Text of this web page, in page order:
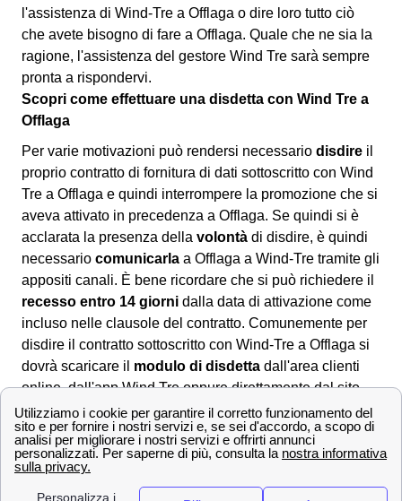
l'assistenza di Wind-Tre a Offlaga o dire loro tutto ciò
che avete bisogno di fare a Offlaga. Quale che ne sia la
ragione, l'assistenza del gestore Wind Tre sarà sempre
pronta a rispondervi.
Scopri come effettuare una disdetta con Wind Tre a
Offlaga
Per varie motivazioni può rendersi necessario disdire il
proprio contratto di fornitura di dati sottoscritto con Wind
Tre a Offlaga e quindi interrompere la promozione che si
aveva attivato in precedenza a Offlaga. Se quindi si è
acclarata la presenza della volontà di disdire, è quindi
necessario comunicarla a Offlaga a Wind-Tre tramite gli
appositi canali. È bene ricordare che si può richiedere il
recesso entro 14 giorni dalla data di attivazione come
incluso nelle clausole del contratto. Comunemente per
disdire il contratto sottoscritto con Wind-Tre a Offlaga si
dovrà scaricare il modulo di disdetta dall'area clienti
online, dall'app Wind Tre oppure direttamente dal sito.
Una volta compilatolo si potrà:
📧 Inviarlo via PEC all'indirizzo apposito:
[email protected]
✉Spedirlo con una raccomandata A/R